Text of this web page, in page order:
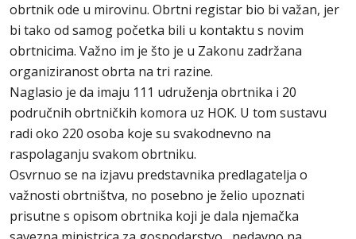
obrtnik ode u mirovinu. Obrtni registar bio bi važan, jer
bi tako od samog početka bili u kontaktu s novim
obrtnicima. Važno im je što je u Zakonu zadržana
organiziranost obrta na tri razine.
Naglasio je da imaju 111 udruženja obrtnika i 20
područnih obrtničkih komora uz HOK. U tom sustavu
radi oko 220 osoba koje su svakodnevno na
raspolaganju svakom obrtniku.
Osvrnuo se na izjavu predstavnika predlagatelja o
važnosti obrtništva, no posebno je želio upoznati
prisutne s opisom obrtnika koji je dala njemačka